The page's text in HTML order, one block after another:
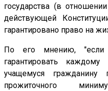
государства (в
действующей
гарантировано право на
По его мнению, "если
гарантировать
учащемуся
прожиточного